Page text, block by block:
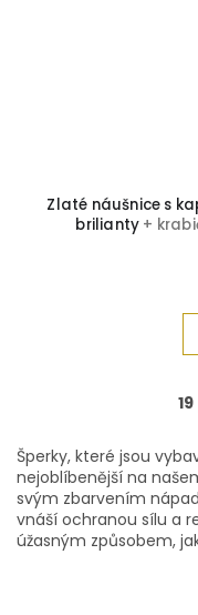
Zlaté náušnice s
brilianty +
19
Šperky, které jsou
nejoblíbenější na
svým zbarvením
vnáší ochranou sílu a
úžasným způsobem,